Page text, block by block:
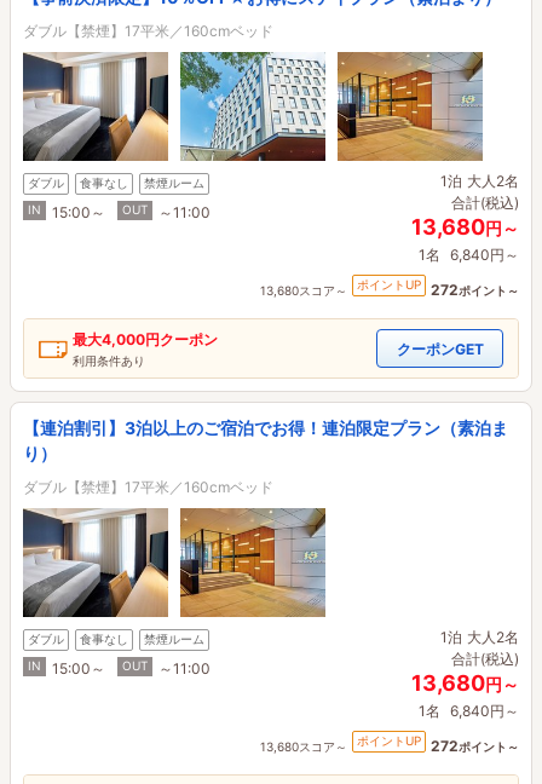
ダブル【禁煙】17平米／160cmベッド
ダブル 食事なし
禁煙ルーム
IN
15:00～ OUT ～11:00
1泊 大人2名
合計(税込)
13,680円～
1名 6,840円～
13,680スコア～ ポイントUP 272ポイント～
最大4,000円クーポン
利用条件あり
クーポンGET
【連泊割引】3泊以上のご宿泊でお得！連泊限定プラン（素泊ま
り）
ダブル【禁煙】17平米／160cmベッド
ダブル 食事なし
禁煙ルーム
IN
15:00～ OUT ～11:00
1泊 大人2名
合計(税込)
13,680円～
1名 6,840円～
13,680スコア～ ポイントUP 272ポイント～